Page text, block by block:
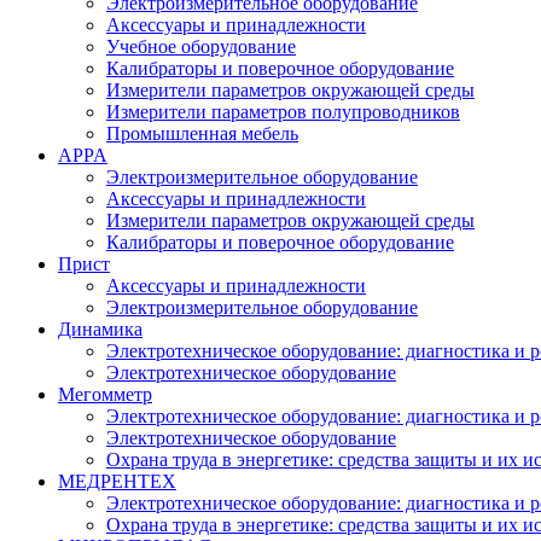
Аксессуары и принадлежности
Учебное оборудование
Калибраторы и поверочное оборудование
Измерители параметров окружающей среды
Измерители параметров полупроводников
Промышленная мебель
APPA
Электроизмерительное оборудование
Аксессуары и принадлежности
Измерители параметров окружающей среды
Калибраторы и поверочное оборудование
Прист
Аксессуары и принадлежности
Электроизмерительное оборудование
Динамика
Электротехническое оборудование: диагностика и
Электротехническое оборудование
Мегомметр
Электротехническое оборудование: диагностика и
Электротехническое оборудование
Охрана труда в энергетике: средства защиты и их
МЕДРЕНТЕХ
Электротехническое оборудование: диагностика и
Охрана труда в энергетике: средства защиты и их